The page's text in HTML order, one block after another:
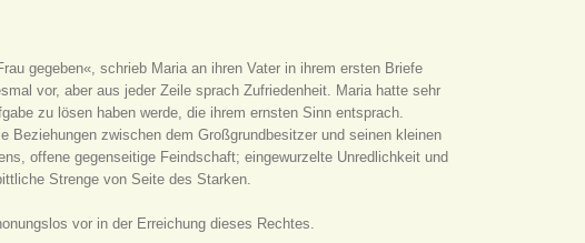
gegeben«, schrieb Maria an ihren Vater in ihrem ersten Briefe
vor, aber aus jeder Zeile sprach Zufriedenheit. Maria hatte sehr
zu lösen haben werde, die ihrem ernsten Sinn entsprach.
Beziehungen zwischen dem Großgrundbesitzer und seinen kleinen
offene gegenseitige Feindschaft; eingewurzelte Unredlichkeit und
Strenge von Seite des Starken.
vor in der Erreichung dieses Rechtes.